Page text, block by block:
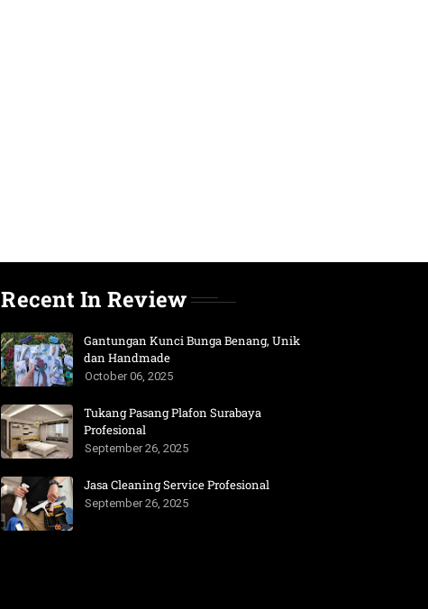
Recent In Review
Gantungan Kunci Bunga Benang, Unik
dan Handmade
October 06, 2025
Tukang Pasang Plafon Surabaya
Profesional
September 26, 2025
Jasa Cleaning Service Profesional
September 26, 2025